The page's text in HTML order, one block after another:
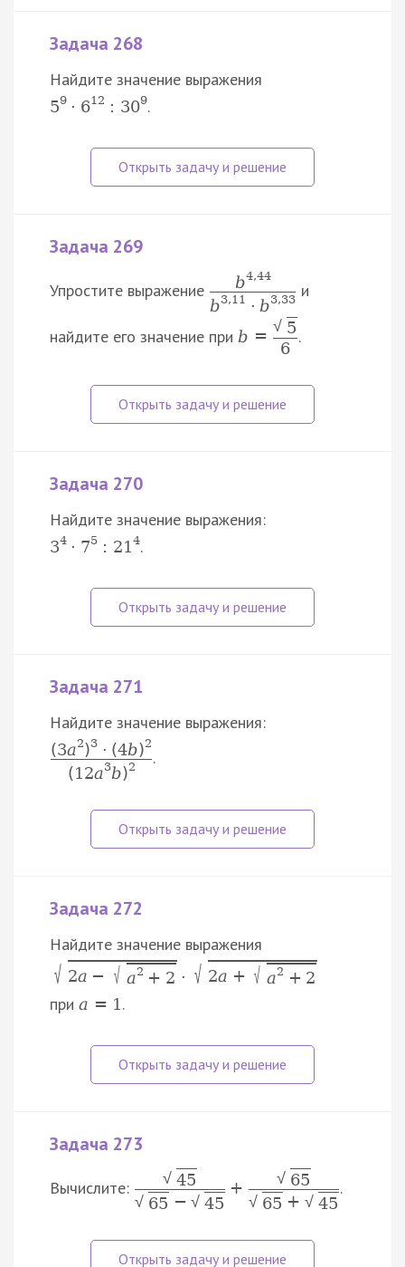
Задача 268
Найдите значение выражения
59 ⋅ 612 : 309.
Задача 269
Упростите выражение b4,44
b3,11 ⋅ b3,33 и
найдите его значение при b = √ 5
6
.
Задача 270
Найдите значение выражения:
34 ⋅ 75 : 21 4.
Задача 271
Найдите значение выражения:
(3a2)3 ⋅ (4b)2
(12a3b)2 .
Задача 272
Найдите значение выражения
√ 2a − √ a2 + 2 ⋅ √ 2a + √ a2 + 2
при a = 1 .
Задача 273
Вычислите: √ 45
√ 65 − √ 45
+
√ 65
√ 65 + √ 45
.